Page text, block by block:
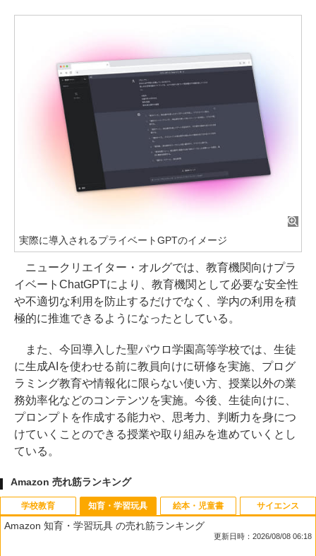
実際に導入されるプライベートGPTのイメージ
ニュークリエイター・オルグでは、教育機関向けプラ
イベートChatGPTにより、教育機関として必要な安全性
や不適切な利用を防止するだけでなく、学内の利用を積
極的に推進できるようになったとしている。
また、今回導入した聖パウロ学園高等学校では、生徒
に生成AIを使わせる前に教員向けに研修を実施、プログ
ラミング教育や情報化に限らない使い方、授業以外の業
務効率化などのコンテンツを実施。今後、生徒向けに、
プロンプトを作成する能力や、思考力、判断力を身につ
けていくことのできる授業や取り組みを進めていくとし
ている。
Amazon 売れ筋ランキング
学校教育 知育・学習玩具
Amazon 知育・学習玩具 の売れ筋ランキング
更新日時：2026/08/08 06:18
絵本・児童書 サイエンス